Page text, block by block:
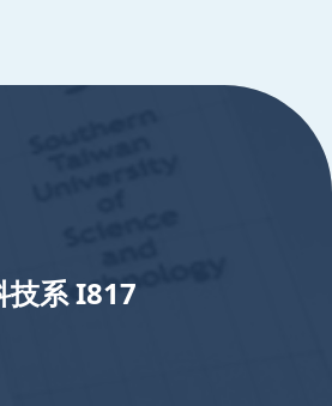
技系 I817